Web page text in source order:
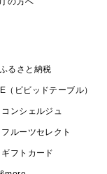
があります。品
。
るさと納税
（ビビッドテーブル）
ンシェルジュ
ルーツセレクト
フトカード